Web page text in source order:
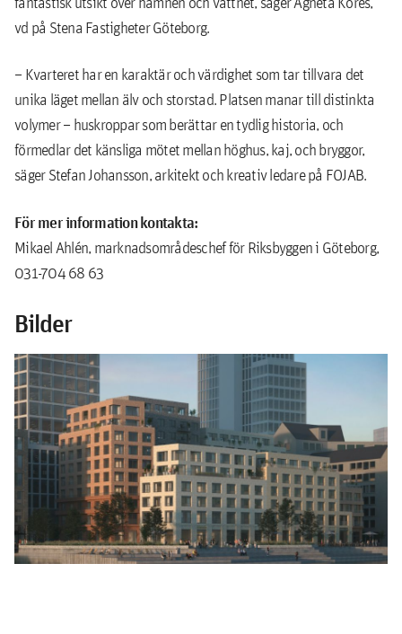
vd på Stena Fastigheter Göteborg.
– Kvarteret har en karaktär och värdighet som tar tillvara det
unika läget mellan älv och storstad. Platsen manar till distinkta
volymer – huskroppar som berättar en tydlig historia, och
förmedlar det känsliga mötet mellan höghus, kaj, och bryggor,
säger Stefan Johansson, arkitekt och kreativ ledare på FOJAB.
För mer information kontakta:
Mikael Ahlén, marknadsområdeschef för Riksbyggen i Göteborg,
031-704 68 63
Bilder